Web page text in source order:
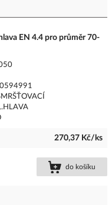
EN 4.4 pro průměr 70-
270,37 Kč/ks
do košíku